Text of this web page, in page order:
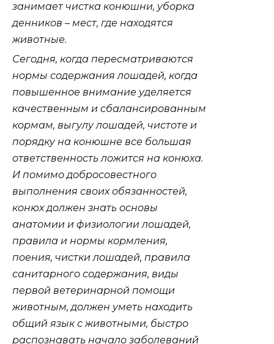
занимает чистка конюшни, уборка
денников – мест, где находятся
животные.
Сегодня, когда пересматриваются
нормы содержания лошадей, когда
повышенное внимание уделяется
качественным и сбалансированным
кормам, выгулу лошадей, чистоте и
порядку на конюшне все большая
ответственность ложится на конюха.
И помимо добросовестного
выполнения своих обязанностей,
конюх должен знать основы
анатомии и физиологии лошадей,
правила и нормы кормления,
поения, чистки лошадей, правила
санитарного содержания, виды
первой ветеринарной помощи
животным, должен уметь находить
общий язык с животными, быстро
распознавать начало заболеваний